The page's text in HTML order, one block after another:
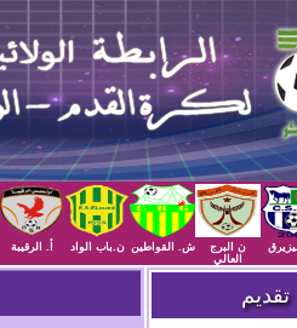
ن البرج
العالي
ش. القواطين ن.باب الواد أ. الرقيبة
تقديم